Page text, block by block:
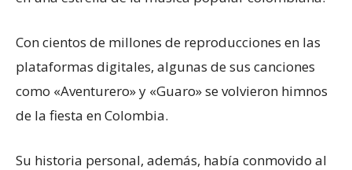
Con cientos de millones de reproducciones en las
plataformas digitales, algunas de sus canciones
como «Aventurero» y «Guaro» se volvieron himnos
de la fiesta en Colombia.
Su historia personal, además, había conmovido al